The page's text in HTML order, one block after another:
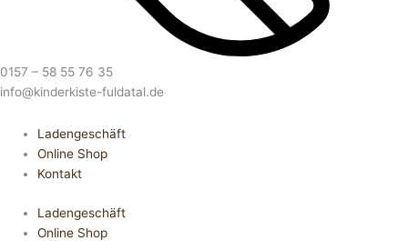
0157 – 58 55 76 35
info@kinderkiste-fuldatal.de
Ladengeschäft
Online Shop
Kontakt
Ladengeschäft
Online Shop